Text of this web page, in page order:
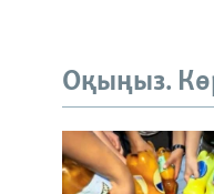
Оқыңыз.